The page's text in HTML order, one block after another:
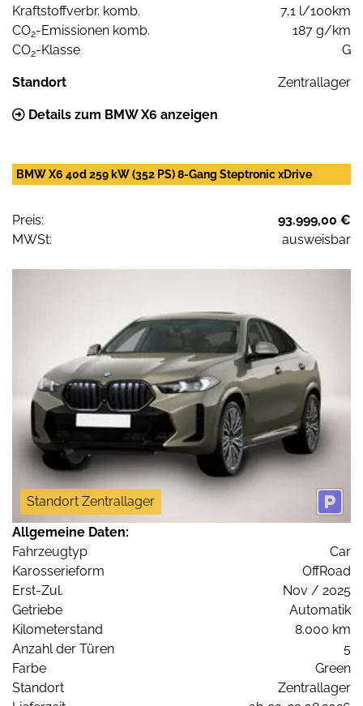
Kraftstoffverbr. komb.
7,1 l/100km
CO2-Emissionen komb.
187 g/km
CO2-Klasse G
Standort Zentrallager
Details zum BMW X6 anzeigen
BMW X6 40d 259 kW (352 PS) 8-Gang Steptronic xDrive
Preis:
93.999,00 €
MWSt:
ausweisbar
Standort Zentrallager
Allgemeine Daten:
Fahrzeugtyp
Car
Karosserieform
OffRoad
Erst-Zul.
Nov / 2025
Getriebe
Automatik
Kilometerstand
8.000 km
Anzahl der Türen
5
Farbe
Green
Standort
Zentrallager